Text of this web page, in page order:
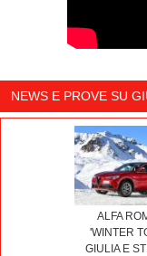
NEWS E PROVE SU
ALFA
'WINTER
GIULIA E